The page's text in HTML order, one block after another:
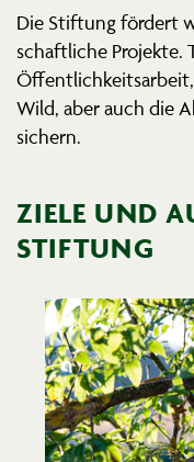
Die Stiftung fördert
schaft­liche Projekte.
Wild, aber auch die
sichern.
ZIELE UND
STIFTUNG